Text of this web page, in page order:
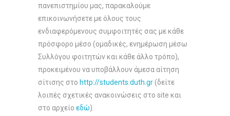
πανεπιστημίου μας, παρακαλούμε
επικοινωνήσετε με όλους τους
ενδιαφερόμενους συμφοιτητές σας με κάθε
πρόσφορο μέσο (ομαδικές, ενημέρωση μέσω
Συλλόγου φοιτητών και κάθε άλλο τρόπο),
προκειμένου να υποβάλλουν άμεσα αίτηση
σίτισης στο http://students.duth.gr (δείτε
λοιπές σχετικές ανακοινώσεις στο site και
στο αρχείο εδώ).